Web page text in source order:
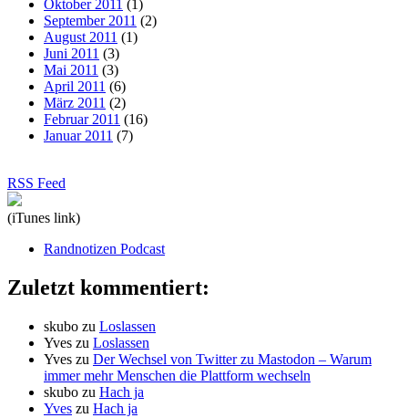
Oktober 2011 (1)
September 2011 (2)
August 2011 (1)
Juni 2011 (3)
Mai 2011 (3)
April 2011 (6)
März 2011 (2)
Februar 2011 (16)
Januar 2011 (7)
RSS Feed
(iTunes link)
Randnotizen Podcast
Zuletzt kommentiert:
skubo zu Loslassen
Yves zu Loslassen
Yves zu Der Wechsel von Twitter zu Mastodon – Warum
immer mehr Menschen die Plattform wechseln
skubo zu Hach ja
Yves zu Hach ja